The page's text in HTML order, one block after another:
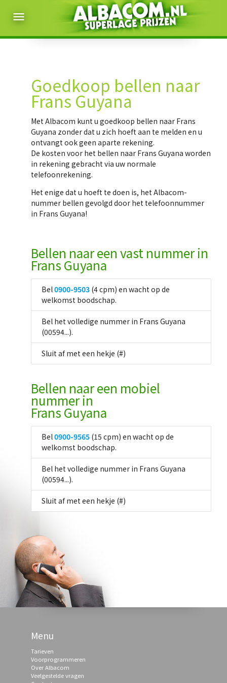
menu
Goedkoop bellen naar
Frans Guyana
Met Albacom kunt ugoedkoop bellen naar Frans
Guyana zonder dat u zich hoeft aan te melden en u
ontvangt ook geen aparte rekening.
De kosten voor het bellen naar Frans Guyana worden
in rekening gebracht via uw normale
telefoonrekening.
Het enige dat u hoeft te doen is, het Albacom-
nummer bellen gevolgd door het telefoonnummer
in Frans Guyana!
Bellen naar een vast nummer in
Frans Guyana
Bel0900-9503 (4 cpm) en wacht op de
welkomst boodschap.
Bel het volledige nummer in Frans Guyana
(00594...).
Sluit af met een hekje (#)
Bellen naar een mobiel
nummer in
Frans Guyana
Bel0900-9565 (15 cpm) en wacht op de
welkomst boodschap.
Bel het volledige nummer in Frans Guyana
(00594...).
Sluit af met een hekje (#)
Menu
Tarieven
Voorprogrammeren
Over Albacom
Veelgestelde vragen